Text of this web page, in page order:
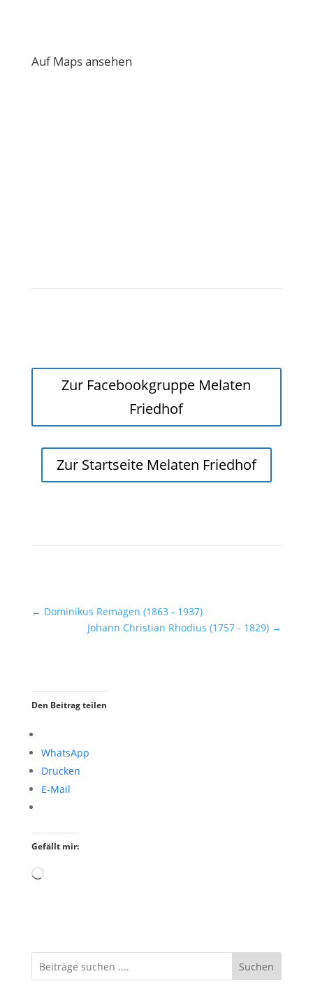
Auf Maps ansehen
Zur Facebookgruppe Melaten
Friedhof
Zur Startseite Melaten Friedhof
← Dominikus Remagen (1863 - 1937)
Johann Christian Rhodius (1757 - 1829) →
Den Beitrag teilen
WhatsApp
Drucken
E-Mail
Gefällt mir:
Wird
Suchen